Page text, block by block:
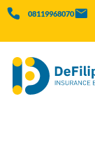
08119968070